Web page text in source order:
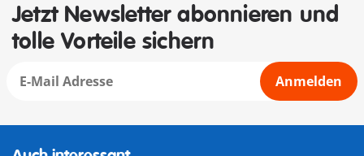
Jetzt Newsletter abonnieren und
tolle Vorteile sichern
Anmelden